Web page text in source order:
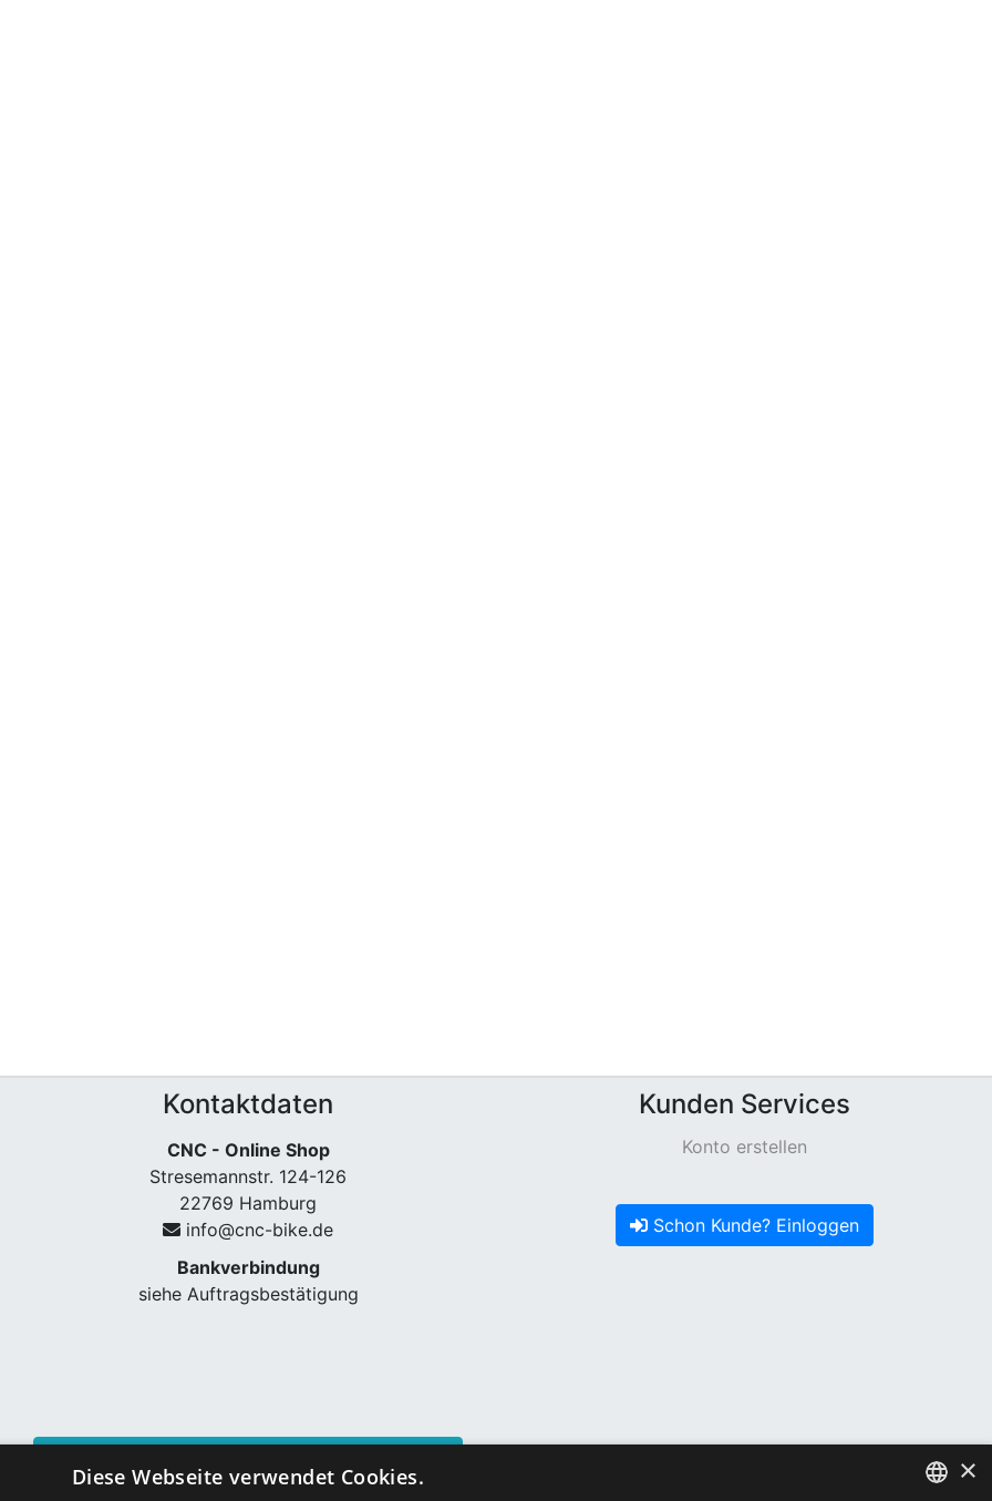
Kontaktdaten
CNC - Online Shop
Stresemannstr. 124-126
22769 Hamburg
info@cnc-bike.de
Bankverbindung
siehe Auftragsbestätigung
Kunden Services
Konto erstellen
Schon Kunde? Einloggen
×
Diese Webseite verwendet Cookies.